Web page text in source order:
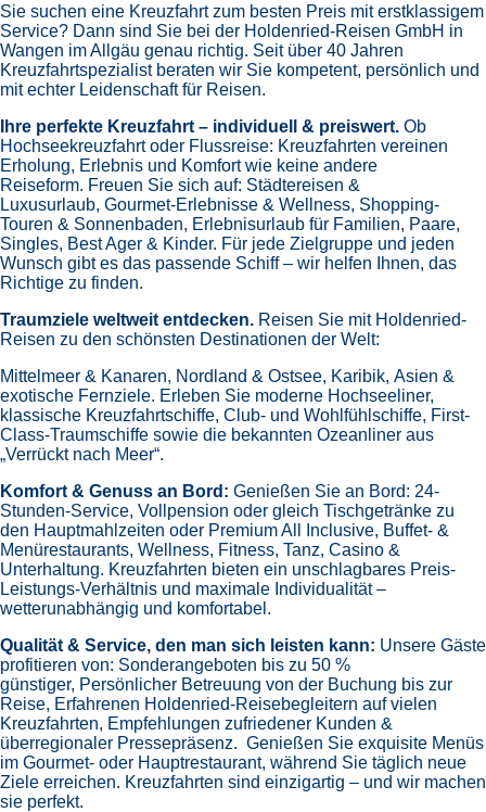
Sie suchen eine Kreuzfahrt zum besten Preis mit erstklassigem
Service? Dann sind Sie bei der Holdenried-Reisen GmbH in
Wangen im Allgäu genau richtig. Seit über 40 Jahren
Kreuzfahrtspezialist beraten wir Sie kompetent, persönlich und
mit echter Leidenschaft für Reisen.
Ihre perfekte Kreuzfahrt – individuell & preiswert. Ob
Hochseekreuzfahrt oder Flussreise: Kreuzfahrten vereinen
Erholung, Erlebnis und Komfort wie keine andere
Reiseform. Freuen Sie sich auf: Städtereisen &
Luxusurlaub, Gourmet-Erlebnisse & Wellness, Shopping-
Touren & Sonnenbaden, Erlebnisurlaub für Familien, Paare,
Singles, Best Ager & Kinder. Für jede Zielgruppe und jeden
Wunsch gibt es das passende Schiff – wir helfen Ihnen, das
Richtige zu finden.
Traumziele weltweit entdecken. Reisen Sie mit Holdenried-
Reisen zu den schönsten Destinationen der Welt:
Mittelmeer & Kanaren, Nordland & Ostsee, Karibik, Asien &
exotische Fernziele. Erleben Sie moderne Hochseeliner,
klassische Kreuzfahrtschiffe, Club- und Wohlfühlschiffe, First-
Class-Traumschiffe sowie die bekannten Ozeanliner aus
„Verrückt nach Meer“.
Komfort & Genuss an Bord: Genießen Sie an Bord: 24-
Stunden-Service, Vollpension oder gleich Tischgetränke zu
den Hauptmahlzeiten oder Premium All Inclusive, Buffet- &
Menürestaurants, Wellness, Fitness, Tanz, Casino &
Unterhaltung. Kreuzfahrten bieten ein unschlagbares Preis-
Leistungs-Verhältnis und maximale Individualität –
wetterunabhängig und komfortabel.
Qualität & Service, den man sich leisten kann: Unsere Gäste
profitieren von: Sonderangeboten bis zu 50 %
günstiger, Persönlicher Betreuung von der Buchung bis zur
Reise, Erfahrenen Holdenried-Reisebegleitern auf vielen
Kreuzfahrten, Empfehlungen zufriedener Kunden &
überregionaler Pressepräsenz. Genießen Sie exquisite Menüs
im Gourmet- oder Hauptrestaurant, während Sie täglich neue
Ziele erreichen. Kreuzfahrten sind einzigartig – und wir machen
sie perfekt.